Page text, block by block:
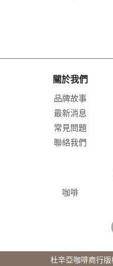
關於我們
品牌故事
最新消息
常見問題
聯絡我們
咖啡
杜辛亞咖啡商行